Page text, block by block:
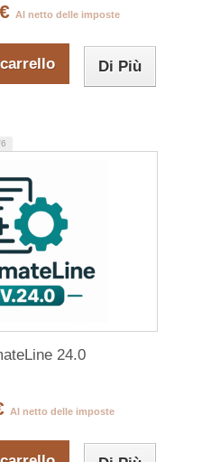
Al netto delle imposte
Di Più
24.0
Al netto delle imposte